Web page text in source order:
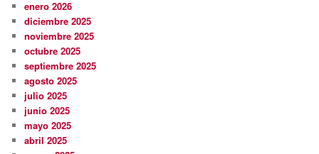
enero 2026
diciembre 2025
noviembre 2025
octubre 2025
septiembre 2025
agosto 2025
julio 2025
junio 2025
mayo 2025
abril 2025